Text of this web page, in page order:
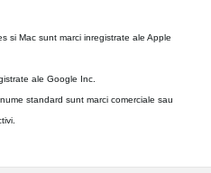
si Mac sunt marci inregistrate ale Apple
ale Google Inc.
standard sunt marci comerciale sau